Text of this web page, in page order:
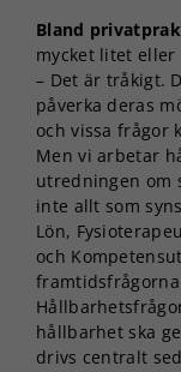
Bland
mycket litet
– Det är tråkigt.
påverka deras
och vissa frågor
Men vi arbetar
utredningen om
inte allt som
Lön,
och
hållbarhet ska
drivs centralt